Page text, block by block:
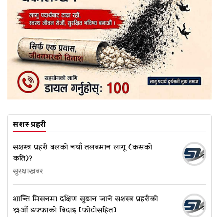
सशस्त्र प्रहरी
सशस्त्र प्रहरी बलको नयाँ तलबमान लागू (कसको
कति)?
सुरक्षाखबर
शान्ति मिसनमा दक्षिण सुडान जाने सशस्त्र प्रहरीको
१३औं डफ्फाको बिदाइ [फोटोसहित]